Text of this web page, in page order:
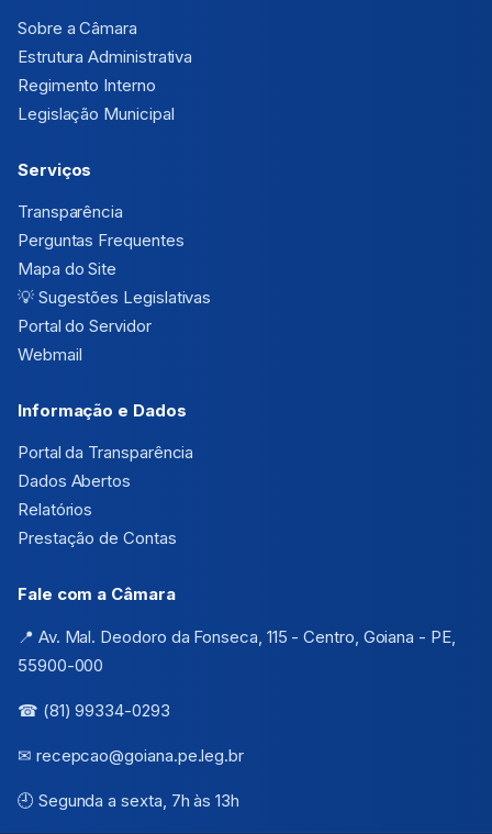
Sobre a Câmara
Estrutura Administrativa
Regimento Interno
Legislação Municipal
Serviços
Transparência
Perguntas Frequentes
Mapa do Site
💡Sugestões Legislativas
Portal do Servidor
Webmail
Informação e Dados
Portal da Transparência
Dados Abertos
Relatórios
Prestação de Contas
Fale com a Câmara
📍 Av. Mal. Deodoro da Fonseca, 115 - Centro, Goiana - PE,
55900-000
☎ (81) 99334-0293
✉ recepcao@goiana.pe.leg.br
🕘 Segunda a sexta, 7h às 13h